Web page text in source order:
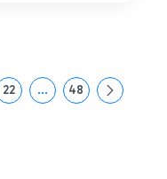
Use TAB to navigate.
Pagina
22 ...Pagine intermedie
Pagina
48